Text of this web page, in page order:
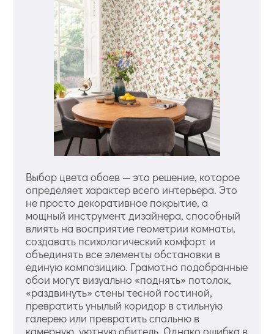
Выбор цвета обоев — это решение, которое
определяет характер всего интерьера. Это
не просто декоративное покрытие, а
мощный инструмент дизайнера, способный
влиять на восприятие геометрии комнаты,
создавать психологический комфорт и
объединять все элементы обстановки в
единую композицию. Грамотно подобранные
обои могут визуально «поднять» потолок,
«раздвинуть» стены тесной гостиной,
превратить унылый коридор в стильную
галерею или превратить спальню в